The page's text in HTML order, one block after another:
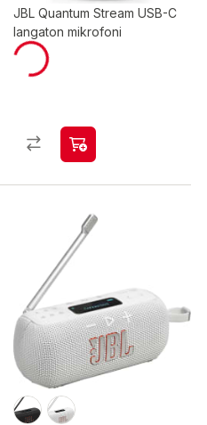
JBL Quantum Stream USB-C
langaton mikrofoni